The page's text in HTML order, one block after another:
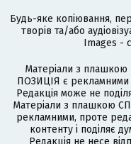
Будь-яке копіювання,
творів та/або
Images -
Матеріали з
ПОЗИЦІЯ є рекламними
Редакція може не
Матеріали з плашкою
рекламними, проте
контенту і поділяє